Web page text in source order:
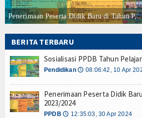
Penerimaan Peserta Didik Baru di Tahun P,..
BERITA TERBARU
Sosialisasi PPDB Tahun
Pendidikan 🕔 08:06:42, 10 Apr
Penerimaan Peserta Didik
2023/2024
PPDB 🕔 12:35:03, 30 Apr 2024